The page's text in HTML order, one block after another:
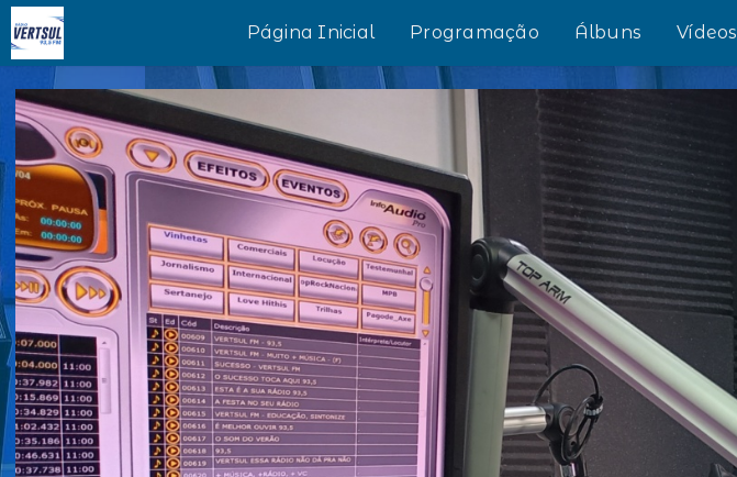
Página Inicial Programação Álbuns Vídeos